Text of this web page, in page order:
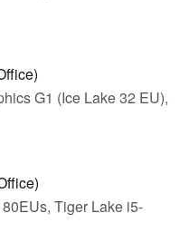
G1 (Ice Lake 32 EU),
Tiger Lake i5-